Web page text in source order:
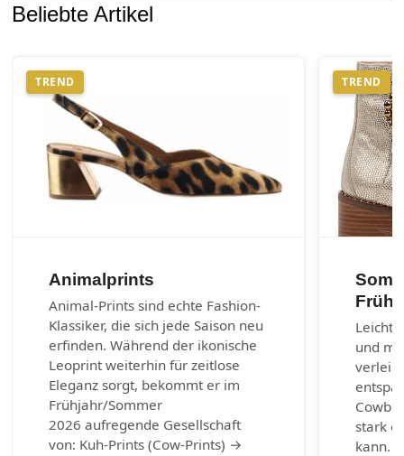
Beliebte Artikel
TREND
Animalprints
Animal-Prints sind echte Fashion-
Klassiker, die sich jede Saison neu
erfinden. Während der ikonische
Leoprint weiterhin für zeitlose
Eleganz sorgt, bekommt er im
Frühjahr/Sommer
2026 aufregende Gesellschaft
von: Kuh-Prints (Cow-Prints) →
TREND
und
stark
kann.